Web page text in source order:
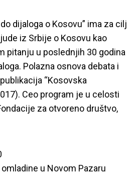
dijaloga o Kosovu” ima za cilj
iz Srbije o Kosovu kao
pitanju u poslednjih 30 godina
Polazna osnova debata i
“Kosovska
Ceo program je u celosti
za otvoreno društvo,
u Novom Pazaru